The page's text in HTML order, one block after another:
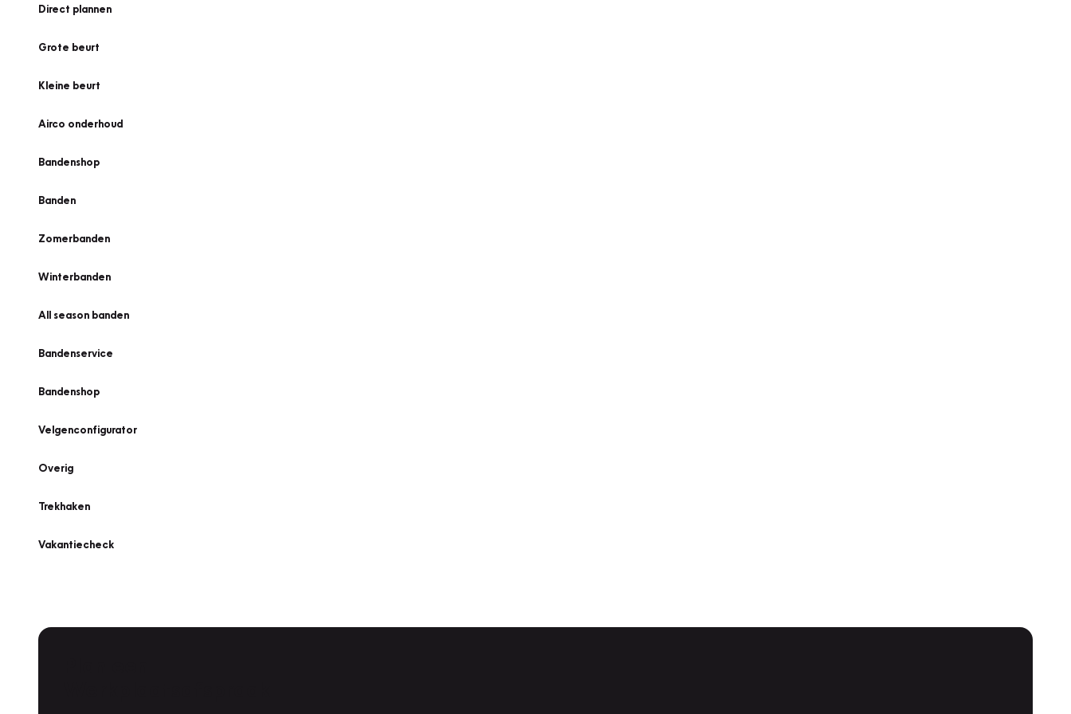
Direct plannen
Grote beurt
Kleine beurt
Airco onderhoud
Bandenshop
Banden
Zomerbanden
Winterbanden
All season banden
Bandenservice
Bandenshop
Velgenconfigurator
Overig
Trekhaken
Vakantiecheck